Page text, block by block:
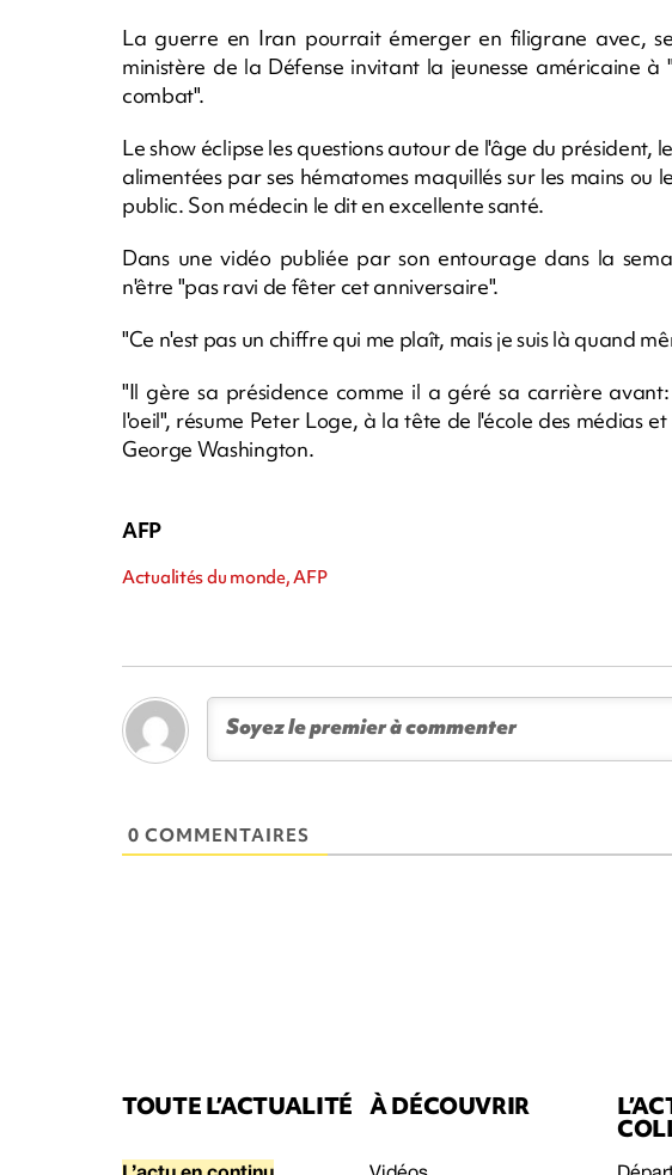
La guerre en Iran pourrait émerger en filigrane avec,
ministère de la Défense invitant la jeunesse américaine
combat".
Le show éclipse les questions autour de l'âge du président,
alimentées par ses hématomes maquillés sur les mains ou
public. Son médecin le dit en excellente santé.
Dans une vidéo publiée par son entourage dans la
n'être "pas ravi de fêter cet anniversaire".
"Ce n'est pas un chiffre qui me plaît, mais je suis là quand
"Il gère sa présidence comme il a géré sa carrière
l'oeil", résume Peter Loge, à la tête de l'école des médias
George Washington.
AFP
Actualités du monde, AFP
0 COMMENTAIRES
TOUTE L’ACTUALITÉ À DÉCOUVRIR